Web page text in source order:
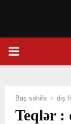
PRIMARY
Baş səhifə diş
Teqlər :